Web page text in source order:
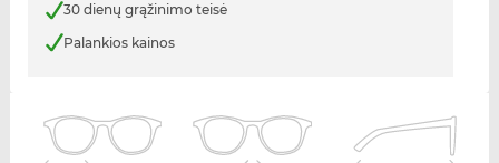
30 dienų grąžinimo teisė
Palankios kainos